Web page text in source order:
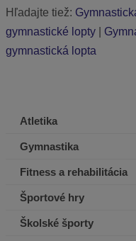
Hľadajte tiež:
gymnastické lopty
gymnastická lopta
Atletika
Gymnastika
Fitness a rehabilitácia
Športové hry
Školské športy